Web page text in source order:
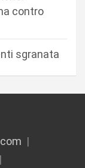
contro
sgranata